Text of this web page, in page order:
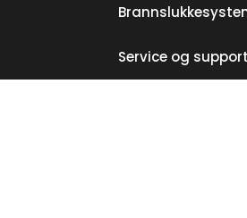
Skip to main content
Facebook |
Service og support